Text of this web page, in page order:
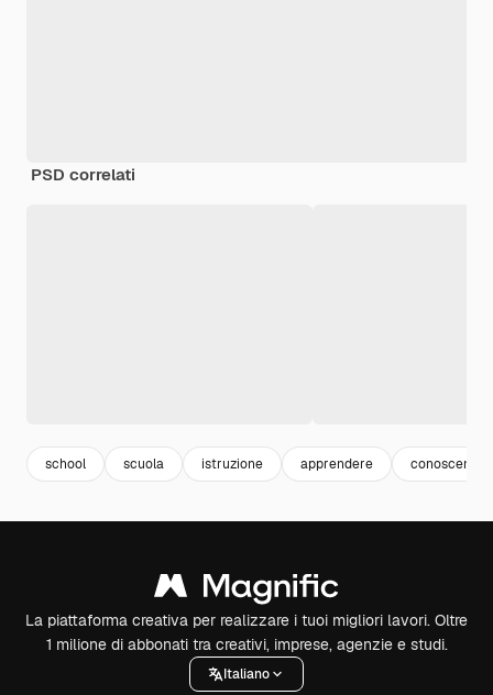
PSD correlati
school scuola istruzione apprendere conoscenza
La piattaforma creativa per realizzare i tuoi migliori lavori. Oltre
1 milione di abbonati tra creativi, imprese, agenzie e studi.
Italiano